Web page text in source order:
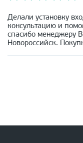
Делали установку
консультацию и
спасибо менеджеру
Новороссийск.